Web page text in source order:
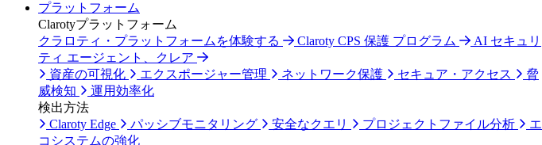
プラットフォーム
Clarotyプラットフォーム
クラロティ・プラットフォームを体験する
Claroty CPS 保護 プログラム
AI セキュリ
ティ エージェント、クレア
資産の可視化
エクスポージャー管理 ネットワーク保護 セキュア・アクセス
脅
威検知
運用効率化
検出方法
Claroty Edge
パッシブモニタリング 安全なクエリ プロジェクトファイル分析
エ
コシステムの強化